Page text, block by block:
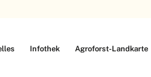
Infothek Agroforst-Landkarte